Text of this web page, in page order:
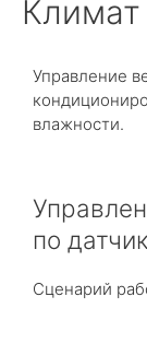
Климат
Управление
влажности.
по
Сценарий